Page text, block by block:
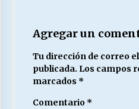
Agregar un
Tu dirección de correo
publicada. Los campos
marcados *
Comentario *